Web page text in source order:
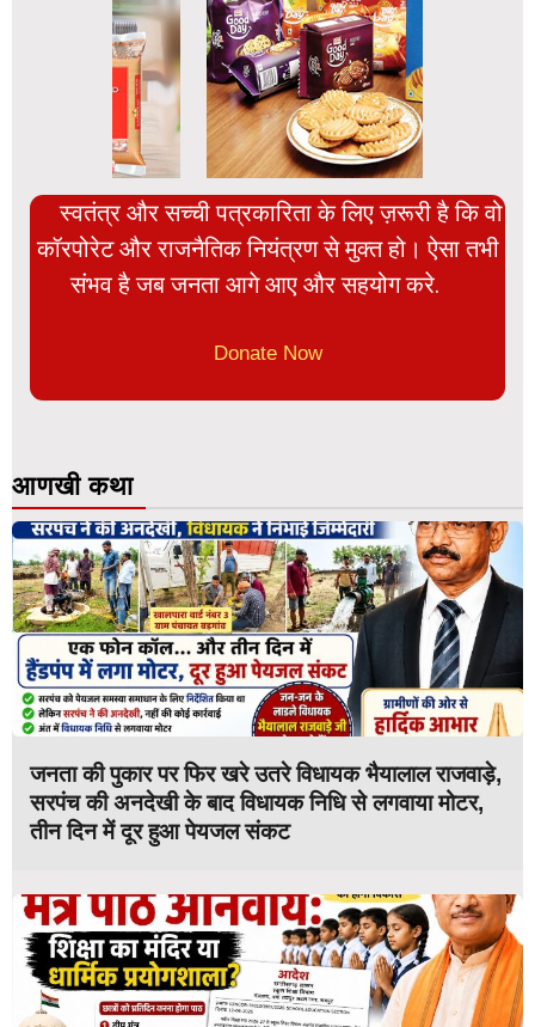
स्वतंत्र और सच्ची पत्रकारिता के लिए ज़रूरी है कि वो
कॉरपोरेट और राजनैतिक नियंत्रण से मुक्त हो। ऐसा तभी
संभव है जब जनता आगे आए और सहयोग करे.
Donate Now
आणखी कथा
जनता की पुकार पर फिर खरे उतरे विधायक भैयालाल राजवाड़े,
सरपंच की अनदेखी के बाद विधायक निधि से लगवाया मोटर,
तीन दिन में दूर हुआ पेयजल संकट